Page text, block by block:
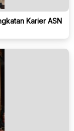
Karier ASN